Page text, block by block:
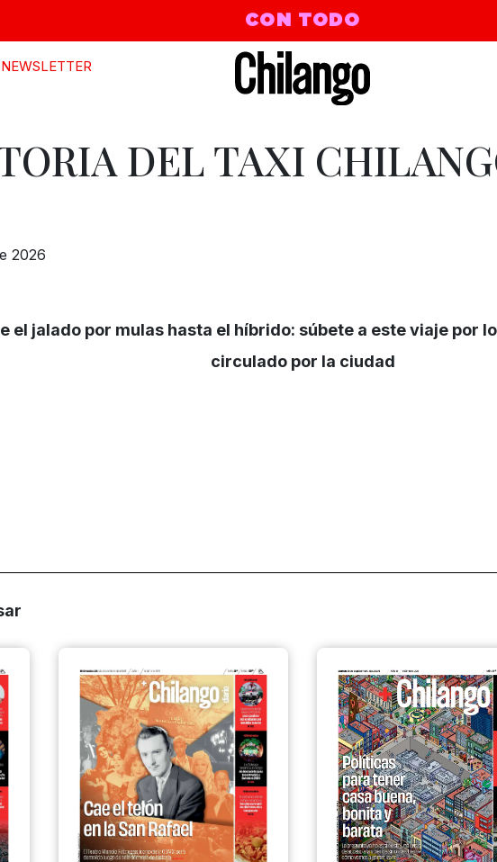
CON TODO
NEWSLETTER
DEL TAXI
2026
el jalado por mulas hasta el híbrido: súbete a este viaje por
circulado por la ciudad